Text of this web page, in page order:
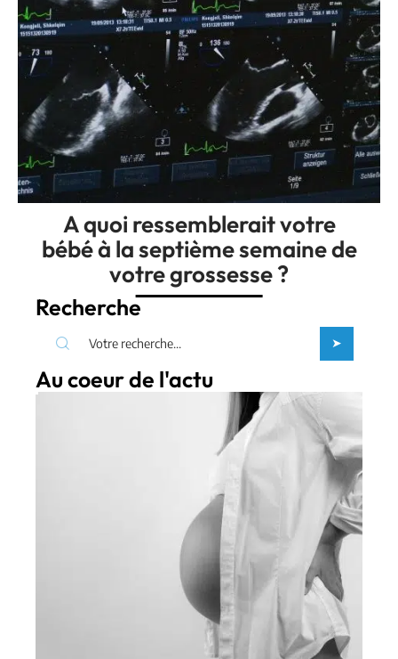
A quoi ressemblerait votre
bébé à la septième semaine de
votre grossesse ?
Recherche
Au coeur de l'actu